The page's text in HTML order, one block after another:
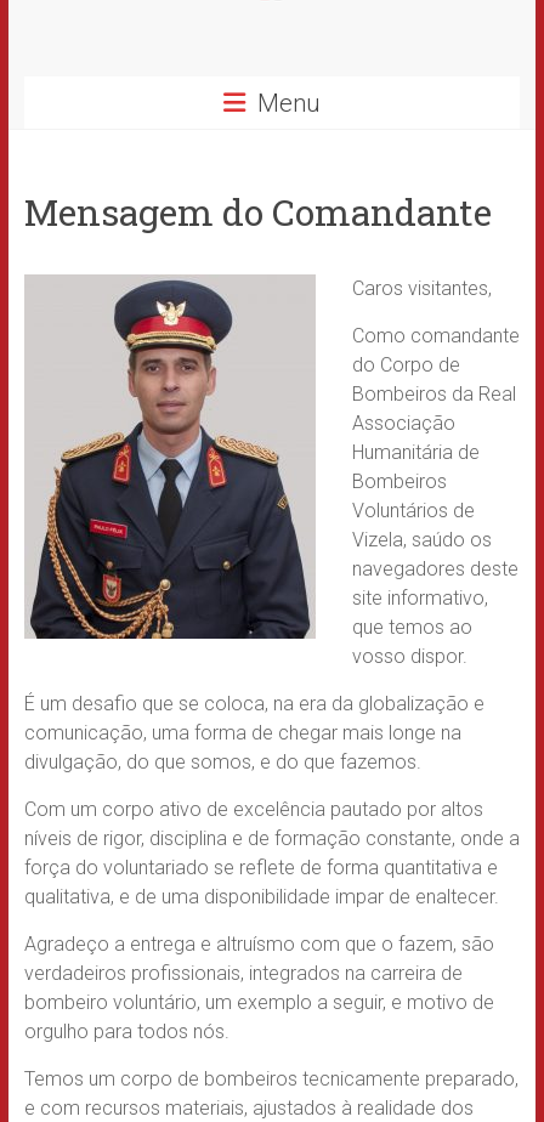
Menu
Mensagem do Comandante
Caros visitantes,
Como comandante
do Corpo de
Bombeiros da Real
Associação
Humanitária de
Bombeiros
Voluntários de
Vizela, saúdo os
navegadores deste
site informativo,
que temos ao
vosso dispor.
É um desafio que se coloca, na era da globalização e
comunicação, uma forma de chegar mais longe na
divulgação, do que somos, e do que fazemos.
Com um corpo ativo de excelência pautado por altos
níveis de rigor, disciplina e de formação constante, onde a
força do voluntariado se reflete de forma quantitativa e
qualitativa, e de uma disponibilidade impar de enaltecer.
Agradeço a entrega e altruísmo com que o fazem, são
verdadeiros profissionais, integrados na carreira de
bombeiro voluntário, um exemplo a seguir, e motivo de
orgulho para todos nós.
Temos um corpo de bombeiros tecnicamente preparado,
e com recursos materiais, ajustados à realidade dos